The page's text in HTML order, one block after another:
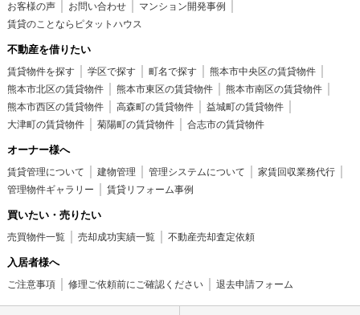
お客様の声
お問い合わせ
マンション開発事例
賃貸のことならピタットハウス
不動産を借りたい
賃貸物件を探す 学区で探す 町名で探す
熊本市中央区の賃貸物件
熊本市北区の賃貸物件
熊本市東区の賃貸物件
熊本市南区の賃貸物件
熊本市西区の賃貸物件
高森町の賃貸物件
益城町の賃貸物件
大津町の賃貸物件
菊陽町の賃貸物件 合志市の賃貸物件
オーナー様へ
賃貸管理について 建物管理 管理システムについて
家賃回収業務代行
管理物件ギャラリー
賃貸リフォーム事例
買いたい・売りたい
売買物件一覧 売却成功実績一覧 不動産売却査定依頼
入居者様へ
ご注意事項 修理ご依頼前にご確認ください 退去申請フォーム